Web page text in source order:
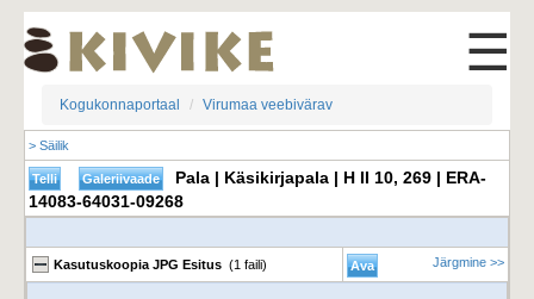
☰
Kogukonnaportaal Virumaa veebivärav
> Säilik
Pala | Käsikirjapala | H II 10, 269 | ERA-
14083-64031-09268
Kasutuskoopia JPG Esitus (1 faili) Järgmine >>